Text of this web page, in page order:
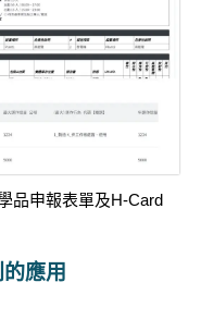
品申報表單及H-Card
應用